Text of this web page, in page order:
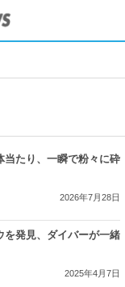
当たり、一瞬で粉々に砕
2026年7月28日
を発見、ダイバーが一緒
2025年4月7日